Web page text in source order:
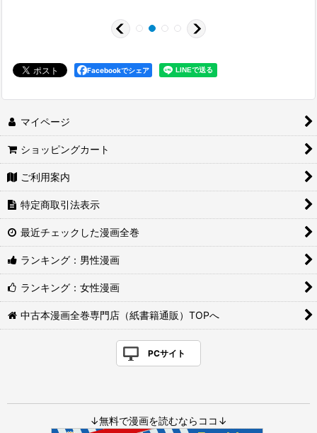
Facebookでシェア
マイページ
ショッピングカート
ご利用案内
特定商取引法表示
最近チェックした漫画全巻
ランキング：男性漫画
ランキング：女性漫画
中古本漫画全巻専門店（紙書籍通販）TOPへ
PCサイト
↓無料で漫画を読むならココ↓